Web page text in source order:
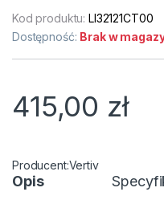
Kod produktu:LI32121CT00
Dostępność: Brak w
415,00 zł
Vertiv
Opis